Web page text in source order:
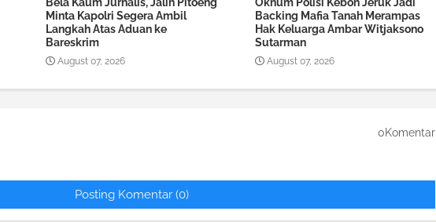
Minta Kapolri Segera Ambil
Langkah Atas Aduan ke
Bareskrim
August 07, 2026
Backing Mafia Tanah Merampas
Hak Keluarga Ambar Witjaksono
Sutarman
August 07, 2026
0Komentar
Posting Komentar (0)